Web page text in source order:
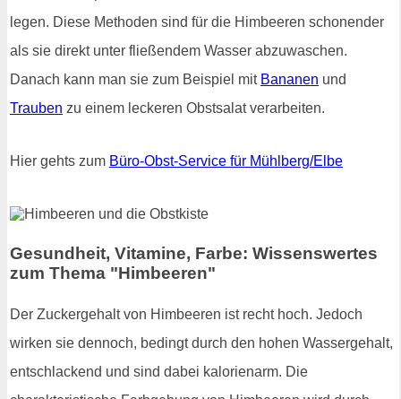
legen. Diese Methoden sind für die Himbeeren schonender
als sie direkt unter fließendem Wasser abzuwaschen.
Danach kann man sie zum Beispiel mit Bananen und
Trauben zu einem leckeren Obstsalat verarbeiten.
Hier gehts zum Büro-Obst-Service für Mühlberg/Elbe
Gesundheit, Vitamine, Farbe: Wissenswertes
zum Thema "Himbeeren"
Der Zuckergehalt von Himbeeren ist recht hoch. Jedoch
wirken sie dennoch, bedingt durch den hohen Wassergehalt,
entschlackend und sind dabei kalorienarm. Die